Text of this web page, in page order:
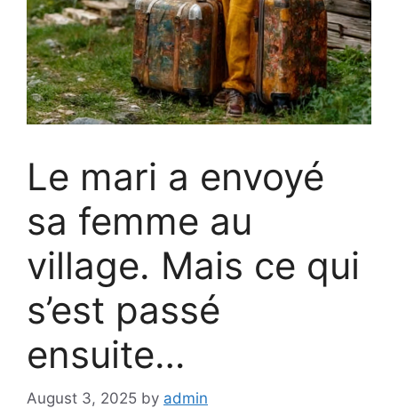
Le mari a envoyé
sa femme au
village. Mais ce qui
s’est passé
ensuite…
August 3, 2025 by admin